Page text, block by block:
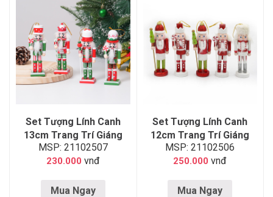
Set Tượng Lính Canh
13cm Trang Trí Giáng
Sinh 07
MSP: 21102507
230.000 vnđ
Mua Ngay
Set Tượng Lính Canh
12cm Trang Trí Giáng
Sinh 06
MSP: 21102506
250.000 vnđ
Mua Ngay